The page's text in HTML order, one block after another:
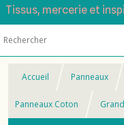
Accueil Panneaux
Panneaux Coton